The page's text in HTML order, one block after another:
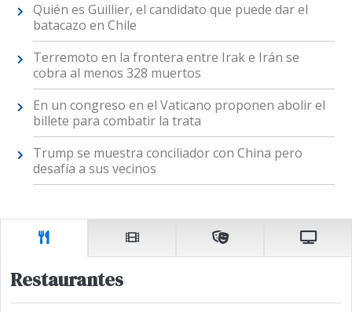
Quién es Guillier, el candidato que puede dar el
batacazo en Chile
Terremoto en la frontera entre Irak e Irán se
cobra al menos 328 muertos
En un congreso en el Vaticano proponen abolir el
billete para combatir la trata
Trump se muestra conciliador con China pero
desafía a sus vecinos
Restaurantes